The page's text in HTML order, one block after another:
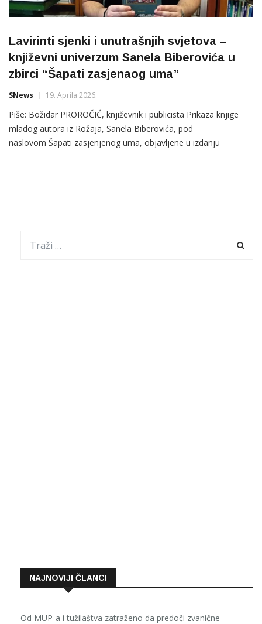
Lavirinti sjenki i unutrašnjih svjetova –
književni univerzum Sanela Biberovića u
zbirci “Šapati zasjenaog uma”
SNews 19. Aprila 2026.
Piše: Božidar PROROČIĆ, književnik i publicista Prikaza knjige
mladog autora iz Rožaja, Sanela Biberovića, pod
naslovom Šapati zasjenjenog uma, objavljene u izdanju
NAJNOVIJI ČLANCI
Od MUP-a i tužilaštva zatraženo da predoči zvanične